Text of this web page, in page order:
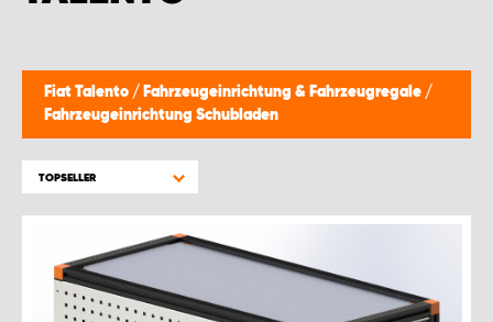
Fiat Talento / Fahrzeugeinrichtung & Fahrzeugregale /
Fahrzeugeinrichtung Schubladen
TOPSELLER
WORK SYSTEM LIMBURG-KEMPEN
WORK SYSTEM WORK SYSTEM BRÜGGE